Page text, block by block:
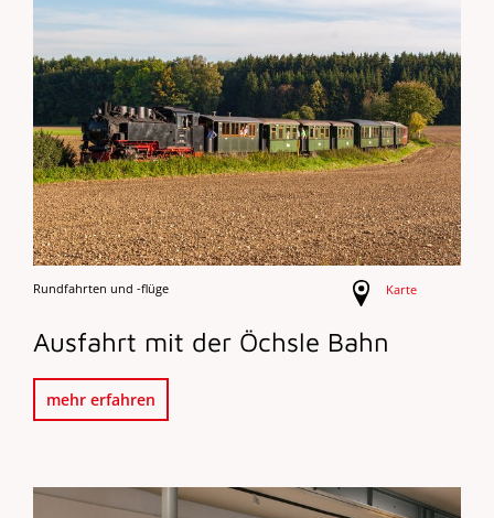
Rundfahrten und -flüge Karte
Ausfahrt mit der Öchsle Bahn
mehr erfahren